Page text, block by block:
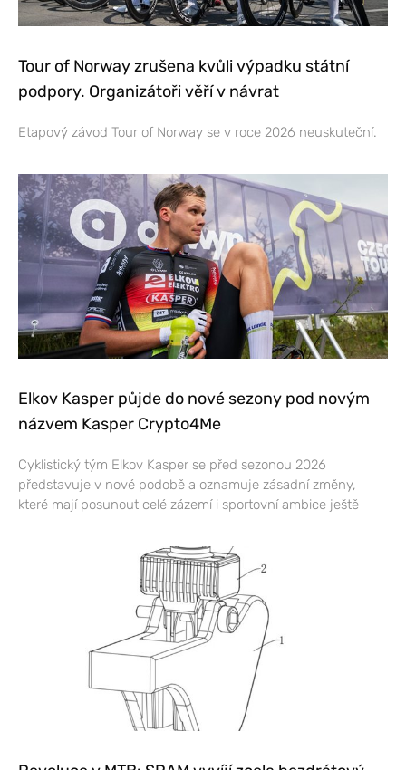
Tour of Norway zrušena kvůli výpadku státní
podpory. Organizátoři věří v návrat
Etapový závod Tour of Norway se v roce 2026 neuskuteční.
Elkov Kasper půjde do nové sezony pod novým
názvem Kasper Crypto4Me
Cyklistický tým Elkov Kasper se před sezonou 2026
představuje v nové podobě a oznamuje zásadní změny,
které mají posunout celé zázemí i sportovní ambice ještě